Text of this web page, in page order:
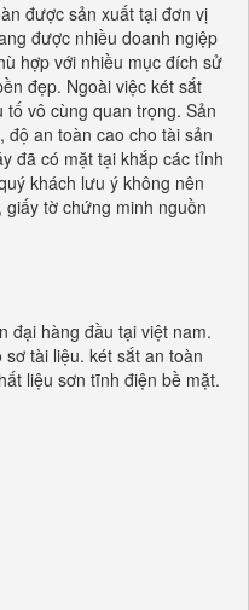
được sản xuất tại đơn vị
được nhiều doanh ngiệp
hợp với nhiều mục đích sử
đẹp. Ngoài việc két sắt
vô cùng quan trọng. Sản
an toàn cao cho tài sản
đã có mặt tại khắp các tỉnh
khách lưu ý không nên
tờ chứng minh nguồn
đại hàng đầu tại việt nam.
tài liệu. két sắt an toàn
liệu sơn tĩnh điện bề mặt.